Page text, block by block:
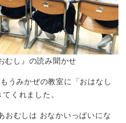
むし』の読み聞かせ
うみかぜの教室に「おはなし
くれました。
おむしは おなかいっぱいにな